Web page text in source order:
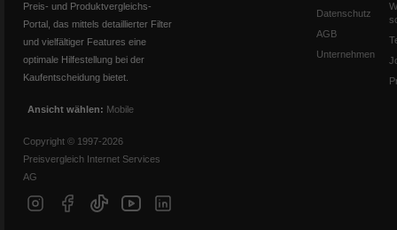
Preis- und Produktvergleichs-
Portal, das mittels detaillierter Filter
und vielfältiger Features eine
optimale Hilfestellung bei der
Kaufentscheidung bietet.
Ansicht wählen: Mobile
Copyright © 1997-2026
Preisvergleich Internet Services
AG
Datenschutz
AGB
Unternehmen